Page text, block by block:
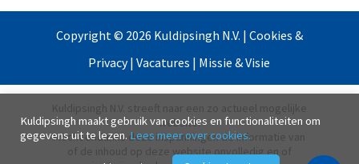
Copyright © 2026 Kuldipsingh N.V. | Cookies &
Privacy|Vacatures | Missie & Visie
Kuldipsingh N.V. streeft naar een zo actueel mogelijke
website.
Mocht ondanks deze inspanningen de informatie van
of de inhoud op deze website onvolledig en of
Kuldipsingh maakt gebruik van cookies en functionaliteiten om
gegevens uit te lezen.Lees meer over cookies.